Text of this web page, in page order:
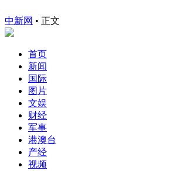
中新网 • 正文
首页
新闻
国际
图片
文娱
财经
军事
港澳台
产经
视频